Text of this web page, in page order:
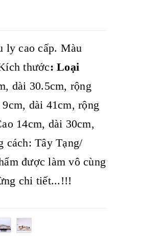
ly cao cấp. Màu
thước: Loại
dài 30.5cm, rộng
9cm, dài 41cm, rộng
14cm, dài 30cm,
cách: Tây Tạng/
được làm vô cùng
chi tiết...!!!